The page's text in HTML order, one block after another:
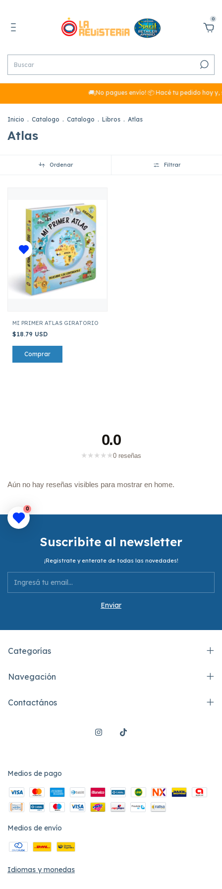
0
🚚¡No pagues envío! 📦 Hacé tu pedido hoy
Inicio . Catalogo . Catalogo . Libros . Atlas
Atlas
Ordenar Filtrar
MI PRIMER ATLAS GIRATORIO
$18.79 USD
0.0
★ ★ ★ ★ ★0 reseñas
Aún no hay reseñas visibles para mostrar en home.
Suscribite al newsletter
¡Registrate y enterate de todas las novedades!
Categorías
Navegación
Contactános
Medios de pago
Medios de envío
Idiomas y monedas
0